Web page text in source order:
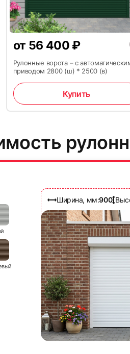
от 56 400 ₽
Рулонные ворота – с
приводом 2800 (ш) * 2500 (в)
Купить
Ширина, мм:900